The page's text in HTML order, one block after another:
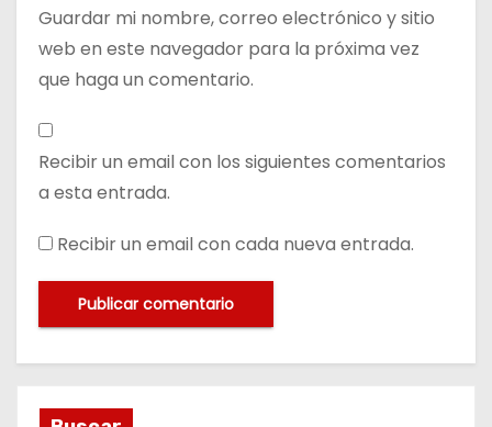
Guardar mi nombre, correo electrónico y sitio
web en este navegador para la próxima vez
que haga un comentario.
Recibir un email con los siguientes comentarios
a esta entrada.
Recibir un email con cada nueva entrada.